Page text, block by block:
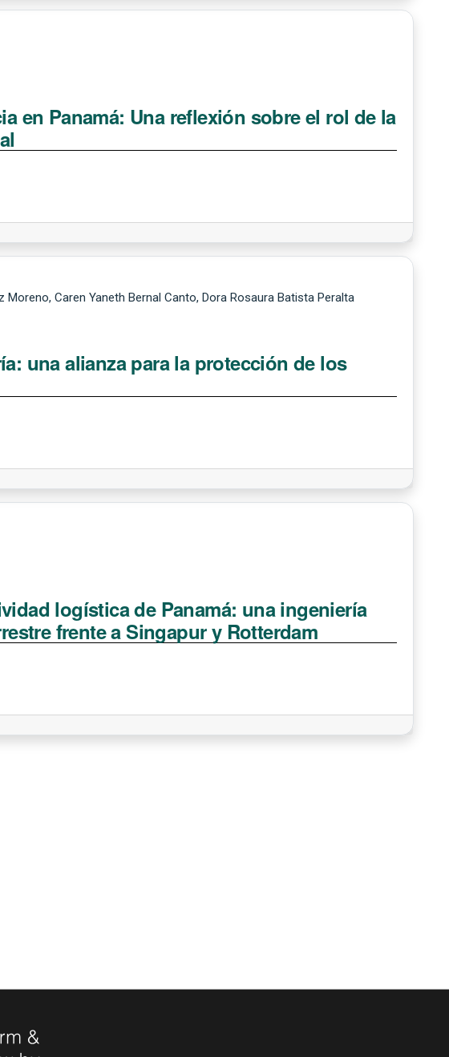
en Panamá: Una reflexión sobre el rol de la
Moreno, Caren Yaneth Bernal Canto, Dora Rosaura Batista Peralta
una alianza para la protección de los
logística de Panamá: una ingeniería
frente a Singapur y Rotterdam